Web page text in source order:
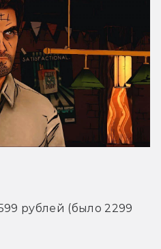
рублей (было 2299